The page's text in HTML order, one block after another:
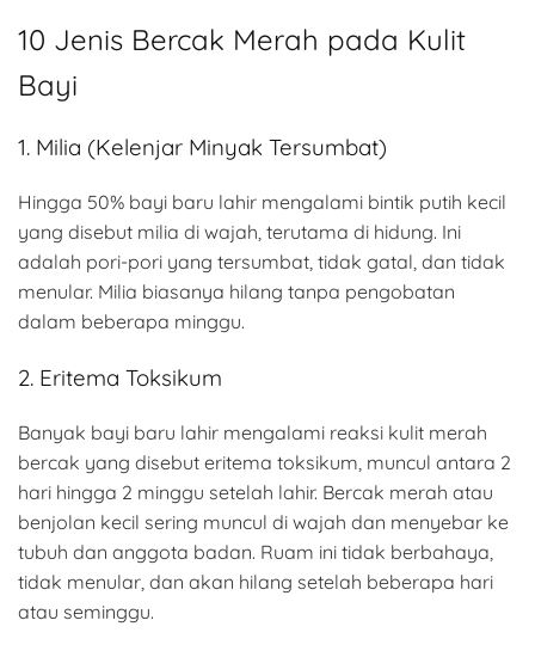
10 Jenis Bercak Merah pada Kulit
Bayi
1. Milia (Kelenjar Minyak Tersumbat)
Hingga 50% bayi baru lahir mengalami bintik putih kecil
yang disebut milia di wajah, terutama di hidung. Ini
adalah pori-pori yang tersumbat, tidak gatal, dan tidak
menular. Milia biasanya hilang tanpa pengobatan
dalam beberapa minggu.
2. Eritema Toksikum
Banyak bayi baru lahir mengalami reaksi kulit merah
bercak yang disebut eritema toksikum, muncul antara 2
hari hingga 2 minggu setelah lahir. Bercak merah atau
benjolan kecil sering muncul di wajah dan menyebar ke
tubuh dan anggota badan. Ruam ini tidak berbahaya,
tidak menular, dan akan hilang setelah beberapa hari
atau seminggu.